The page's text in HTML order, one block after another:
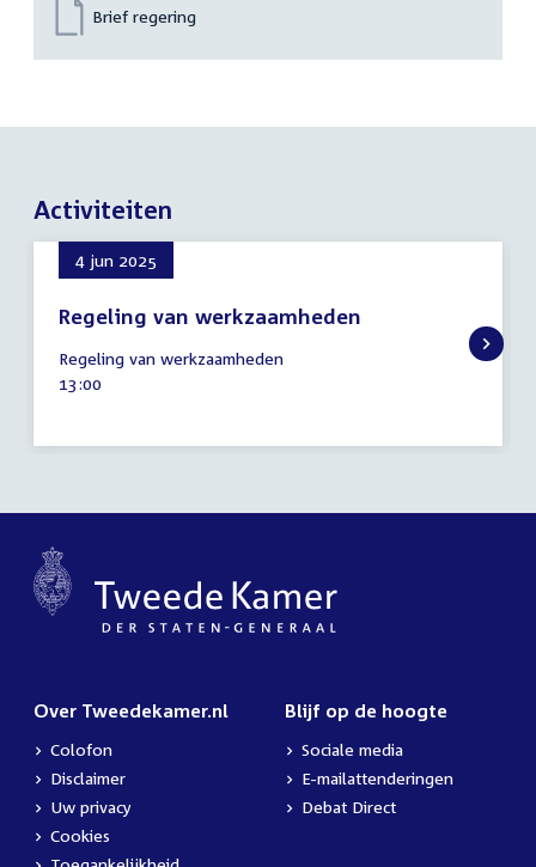
Brief regering
Activiteiten
4 jun 2025
Regeling van werkzaamheden
juni
2025
Regeling van werkzaamheden
Tijd
13:00
Over Tweedekamer.nl
Colofon
Disclaimer
Uw privacy
Cookies
Blijf op de hoogte
Sociale media
E-mailattenderingen
Debat Direct